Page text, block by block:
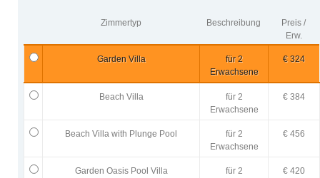
Zimmertyp Beschreibung
Preis /
Erw.
Garden Villa
für 2
Erwachsene
€ 324
Beach Villa
für 2
Erwachsene
€ 384
Beach Villa with Plunge Pool
für 2
Erwachsene
€ 456
Garden Oasis Pool Villa
für 2
€ 420